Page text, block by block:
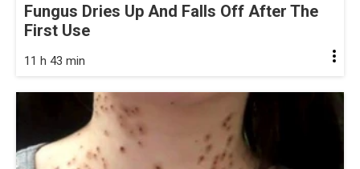
Fungus Dries Up And Falls Off After The
First Use
11 h 43 min